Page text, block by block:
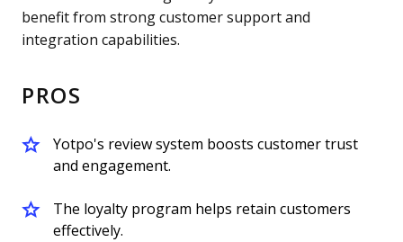
benefit from strong customer support and
integration capabilities.
PROS
Yotpo's review system boosts customer trust
and engagement.
The loyalty program helps retain customers
effectively.